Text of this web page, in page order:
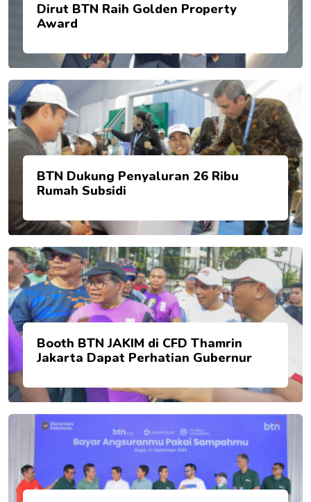
Dirut BTN Raih Golden Property
Award
BTN Dukung Penyaluran 26 Ribu
Rumah Subsidi
Booth BTN JAKIM di CFD Thamrin
Jakarta Dapat Perhatian Gubernur